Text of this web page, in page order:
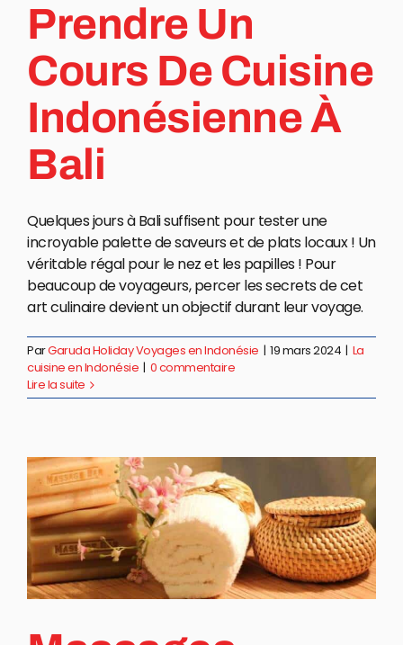
Prendre Un
Cours De Cuisine
Indonésienne À
Bali
Quelques jours à Bali suffisent pour tester une
incroyable palette de saveurs et de plats locaux ! Un
véritable régal pour le nez et les papilles ! Pour
beaucoup de voyageurs, percer les secrets de cet
art culinaire devient un objectif durant leur voyage.
ParGaruda Holiday Voyages en Indonésie | 19 mars 2024 | La
cuisine en Indonésie | 0 commentaire
Lire la suite